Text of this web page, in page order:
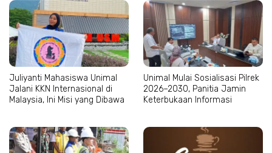
Juliyanti Mahasiswa Unimal
Jalani KKN Internasional di
Malaysia, Ini Misi yang Dibawa
Unimal Mulai Sosialisasi Pilrek
2026–2030, Panitia Jamin
Keterbukaan Informasi